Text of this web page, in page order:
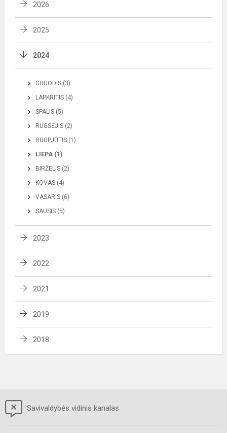
2026
2025
2024
GRUODIS (3)
LAPKRITIS (4)
SPALIS (5)
RUGSĖJIS (2)
RUGPJŪTIS (1)
LIEPA (1)
BIRŽELIS (2)
KOVAS (4)
VASARIS (6)
SAUSIS (5)
2023
2022
2021
2019
2018
Savivaldybės vidinis kanalas